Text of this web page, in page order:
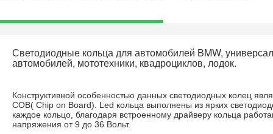
Светодиодные кольца для автомобилей BMW,
автомобилей, мототехники, квадроциклов, лодок.
Конструктивной особенностью данных светодиодных колец
COB( Chip on Board). Led кольца выполнены из ярких
каждое кольцо, благодаря встроенному драйверу кольца
напряжения от 9 до 36 Вольт.